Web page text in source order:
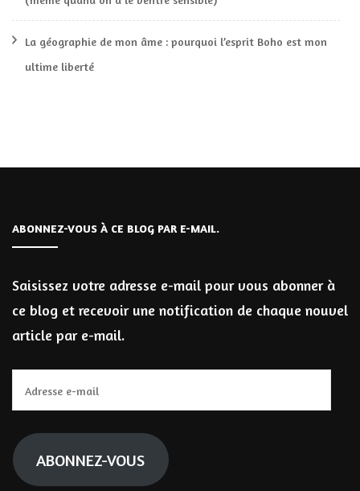
La géographie de mon âme : pourquoi l’esprit Boho est mon
ultime liberté
ABONNEZ-VOUS À CE BLOG PAR E-MAIL.
Saisissez votre adresse e-mail pour vous abonner à
ce blog et recevoir une notification de chaque nouvel
article par e-mail.
e-
mail
ABONNEZ-VOUS